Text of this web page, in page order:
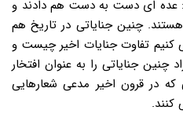
عده ای دست به دست هم دادند و
چنین جنایاتی در تاریخ هم
کنیم تفاوت جنایات اخیر چیست و
جنایاتی را به عنوان افتخار
که در قرون اخیر مدعی شعارهایی
کنند.